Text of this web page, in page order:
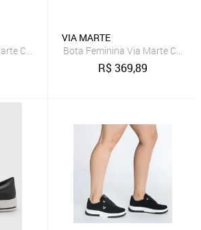
Cano Curto Couro Marrom
VIA MARTE
Bota Feminina Via Marte Cano
R$369,89